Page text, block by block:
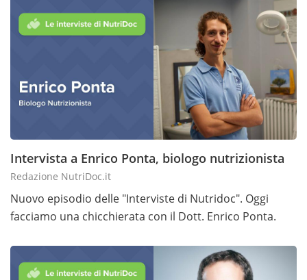
Intervista a Enrico Ponta, biologo nutrizionista
Redazione NutriDoc.it
Nuovo episodio delle "Interviste di Nutridoc". Oggi
facciamo una chicchierata con il Dott. Enrico Ponta.